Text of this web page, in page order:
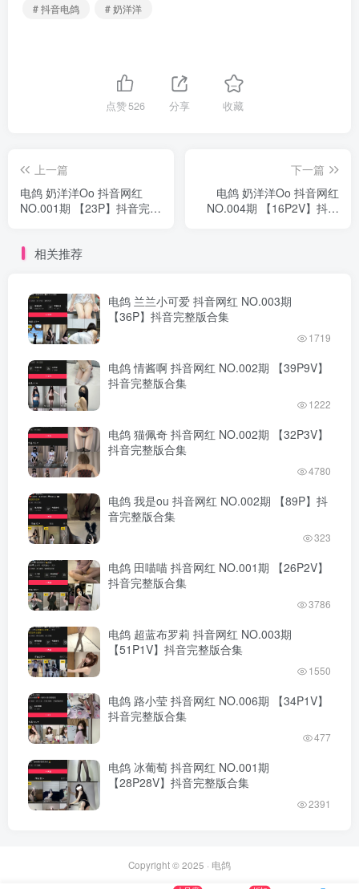
# 抖音电鸽
# 奶洋洋
点赞526 分享 收藏
上一篇
电鸽 奶洋洋Oo 抖音网红
NO.001期 【23P】抖音完整
下一篇
电鸽 奶洋洋Oo 抖音网红
NO.004期 【16P2V】抖音
相关推荐
电鸽 兰兰小可爱 抖音网红 NO.003期
【36P】抖音完整版合集
1719
电鸽 情酱啊 抖音网红 NO.002期 【39P9V】
抖音完整版合集
1222
电鸽 猫佩奇 抖音网红 NO.002期 【32P3V】
抖音完整版合集
4780
电鸽 我是ou 抖音网红 NO.002期 【89P】抖
音完整版合集
323
电鸽 田喵喵 抖音网红 NO.001期 【26P2V】
抖音完整版合集
3786
电鸽 超蓝布罗莉 抖音网红 NO.003期
【51P1V】抖音完整版合集
1550
电鸽 路小莹 抖音网红 NO.006期 【34P1V】
抖音完整版合集
477
电鸽 冰葡萄 抖音网红 NO.001期
【28P28V】抖音完整版合集
2391
Copyright © 2025 · 电鸽